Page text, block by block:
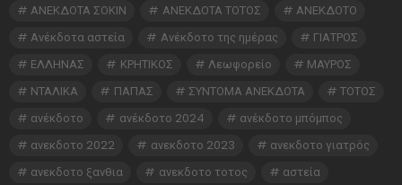
ΑΝΕΚΔΟΤΑ ΣΟΚΙΝ
ΑΝΕΚΔΟΤΑ ΤΟΤΟΣ
ΑΝΕΚΔΟΤΟ
Ανέκδοτα αστεία
Ανέκδοτο της ημέρας
ΓΙΑΤΡΟΣ
ΕΛΛΗΝΑΣ
ΚΡΗΤΙΚΟΣ Λεωφορείο
ΜΑΥΡΟΣ
ΝΤΑΛΙΚΑ
ΠΑΠΑΣ ΣΥΝΤΟΜΑ ΑΝΕΚΔΟΤΑ
ΤΟΤΟΣ
ανέκδοτο
ανέκδοτο 2024
ανέκδοτο μπόμπος
ανεκδοτο 2022
ανεκδοτο 2023
ανεκδοτο γιατρός
ανεκδοτο ξανθια
ανεκδοτο τοτος
αστεία